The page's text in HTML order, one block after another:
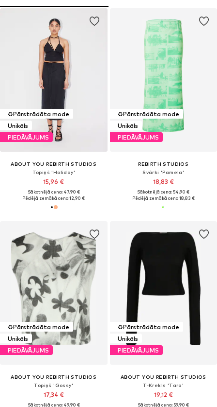
♻️Pārstrādāta mode
Unikāls
PIEDĀVĀJUMS
ABOUT YOU REBIRTH STUDIOS
Topiņš 'Holiday'
15,96 €
Sākotnējā cena: 47,90 €
Pēdējā zemākā cena:12,90 €
♻️Pārstrādāta mode
Unikāls
PIEDĀVĀJUMS
REBIRTH STUDIOS
Svārki 'Pamela'
18,83 €
Sākotnējā cena: 54,90 €
Pēdējā zemākā cena:18,83 €
♻️Pārstrādāta mode
Unikāls
PIEDĀVĀJUMS
ABOUT YOU REBIRTH STUDIOS
Topiņš 'Gossy'
17,34 €
Sākotnējā cena: 49,90 €
♻️Pārstrādāta mode
Unikāls
PIEDĀVĀJUMS
ABOUT YOU REBIRTH STUDIOS
T-Krekls 'Tara'
19,12 €
Sākotnējā cena: 59,90 €